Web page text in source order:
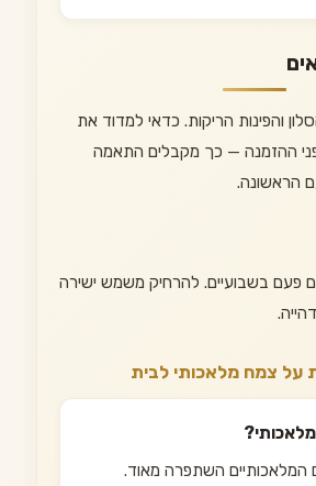
והפינות הריקות. כדאי למדוד את
ההזמנה — כך מקבלים התאמה
הראשונה.
פעם בשבועיים. להרחיק משמש ישירה
על צמח מלאכותי לבית
המלאכותיים השתפרה מאוד.